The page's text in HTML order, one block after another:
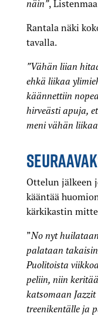
näin”,
Rantala näki
tavalla.
”Vähän liian
ehkä liikaa
käännettiin
hirveästi apuja,
meni vähän
Ottelun jälkeen
kääntää
kärkikastin
”No nyt
palataan
Puolitoista
peliin, niin
katsomaan
treenikentälle ja